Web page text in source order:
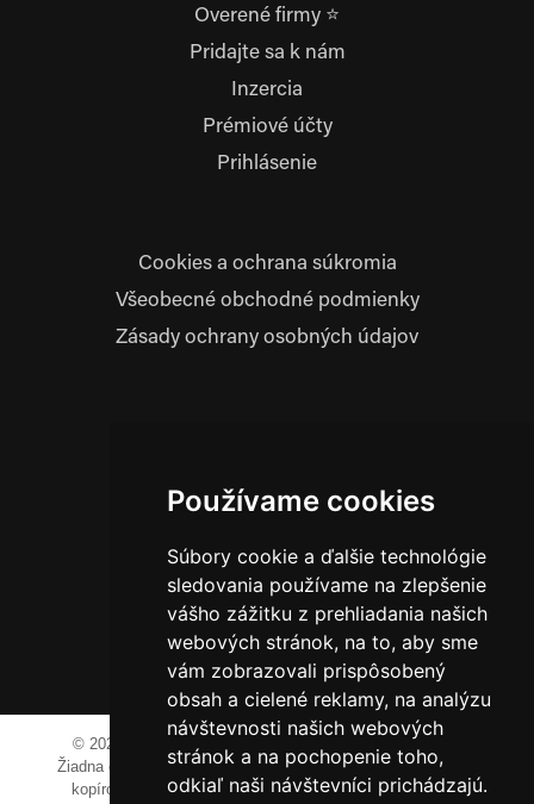
Používame cookies
Súbory cookie a ďalšie technológie
sledovania používame na zlepšenie
vášho zážitku z prehliadania našich
webových stránok, na to, aby sme
vám zobrazovali prispôsobený
obsah a cielené reklamy, na analýzu
návštevnosti našich webových
stránok a na pochopenie toho,
odkiaľ naši návštevníci prichádzajú.
Overené firmy ⭐
Pridajte sa k nám
Inzercia
Prémiové účty
Prihlásenie
Cookies a ochrana súkromia
Všeobecné obchodné podmienky
Zásady ochrany osobných údajov
Hliník nad Váhom 334
014 01 Bytča
IČO: 52600998
DIČ: 2121076738
0911 955 646
© 2023-2024 JM Media, s.r.o.
Všetky práva vyhradené.
Žiadna časť tohto portálu ak nie je uvedené inak, nesmie byť
kopírovaná, alebo prezentovaná bez výslovného súhlasu